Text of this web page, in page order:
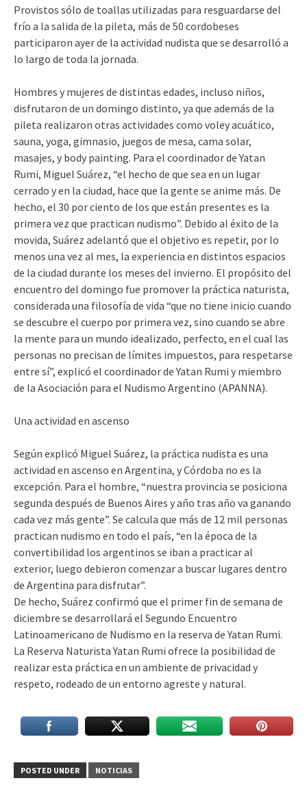
Provistos sólo de toallas utilizadas para resguardarse del
frío a la salida de la pileta, más de 50 cordobeses
participaron ayer de la actividad nudista que se desarrolló a
lo largo de toda la jornada.
Hombres y mujeres de distintas edades, incluso niños,
disfrutaron de un domingo distinto, ya que además de la
pileta realizaron otras actividades como voley acuático,
sauna, yoga, gimnasio, juegos de mesa, cama solar,
masajes, y body painting. Para el coordinador de Yatan
Rumi, Miguel Suárez, “el hecho de que sea en un lugar
cerrado y en la ciudad, hace que la gente se anime más. De
hecho, el 30 por ciento de los que están presentes es la
primera vez que practican nudismo”. Debido al éxito de la
movida, Suárez adelantó que el objetivo es repetir, por lo
menos una vez al mes, la experiencia en distintos espacios
de la ciudad durante los meses del invierno. El propósito del
encuentro del domingo fue promover la práctica naturista,
considerada una filosofía de vida “que no tiene inicio cuando
se descubre el cuerpo por primera vez, sino cuando se abre
la mente para un mundo idealizado, perfecto, en el cual las
personas no precisan de límites impuestos, para respetarse
entre sí”, explicó el coordinador de Yatan Rumi y miembro
de la Asociación para el Nudismo Argentino (APANNA).
Una actividad en ascenso
Según explicó Miguel Suárez, la práctica nudista es una
actividad en ascenso en Argentina, y Córdoba no es la
excepción. Para el hombre, “nuestra provincia se posiciona
segunda después de Buenos Aires y año tras año va ganando
cada vez más gente”. Se calcula que más de 12 mil personas
practican nudismo en todo el país, “en la época de la
convertibilidad los argentinos se iban a practicar al
exterior, luego debieron comenzar a buscar lugares dentro
de Argentina para disfrutar”.
De hecho, Suárez confirmó que el primer fin de semana de
diciembre se desarrollará el Segundo Encuentro
Latinoamericano de Nudismo en la reserva de Yatan Rumi.
La Reserva Naturista Yatan Rumi ofrece la posibilidad de
realizar esta práctica en un ambiente de privacidad y
respeto, rodeado de un entorno agreste y natural.
POSTED UNDER NOTICIAS